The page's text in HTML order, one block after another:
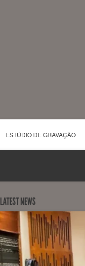
ESTÚDIO DE GRAVAÇÃO
LATEST NEWS